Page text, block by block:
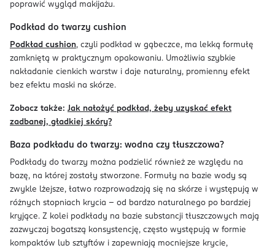
poprawić wygląd makijażu.
Podkład do twarzy cushion
Podkład cushion, czyli podkład w gąbeczce, ma lekką formułę
zamkniętą w praktycznym opakowaniu. Umożliwia szybkie
nakładanie cienkich warstw i daje naturalny, promienny efekt
bez efektu maski na skórze.
Zobacz także: Jak nałożyć podkład, żeby uzyskać efekt
zadbanej, gładkiej skóry?
Baza podkładu do twarzy: wodna czy tłuszczowa?
Podkłady do twarzy można podzielić również ze względu na
bazę, na której zostały stworzone. Formuły na bazie wody są
zwykle lżejsze, łatwo rozprowadzają się na skórze i występują w
różnych stopniach krycia – od bardzo naturalnego po bardziej
kryjące. Z kolei podkłady na bazie substancji tłuszczowych mają
zazwyczaj bogatszą konsystencję, często występują w formie
kompaktów lub sztyftów i zapewniają mocniejsze krycie,